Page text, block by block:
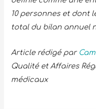
10 personnes et dont
total du bilan annuel
Article rédigé par
Qualité et Affaires
médicaux